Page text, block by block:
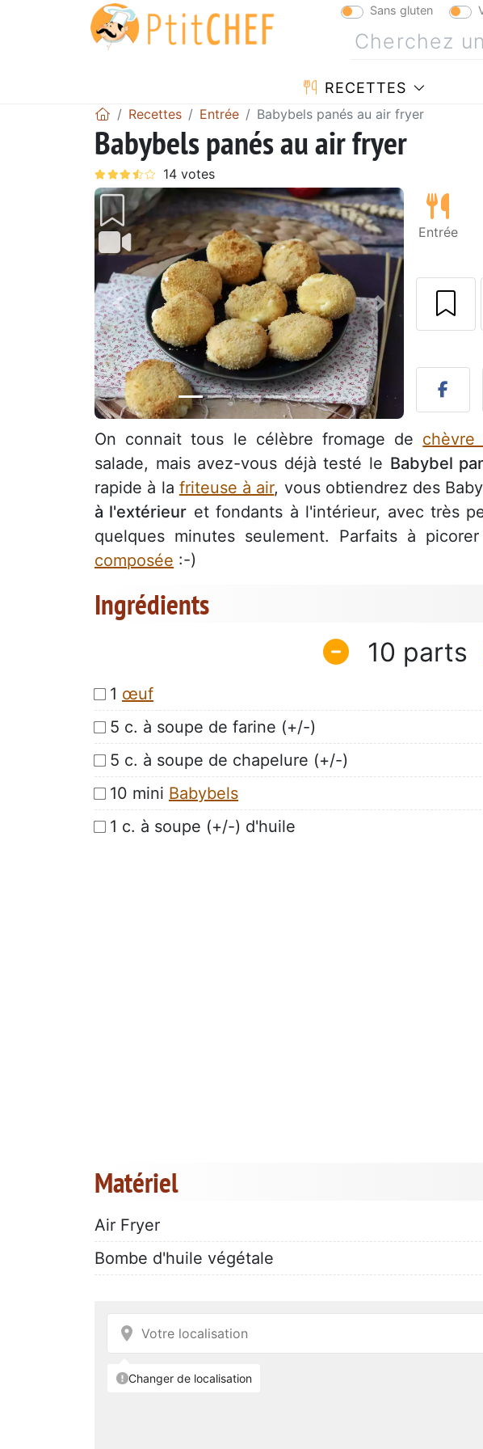
Sans gluten
RECETTES
Recettes Entrée Babybels panés au air fryer
Babybels panés au air fryer
Précédent Suivant
Entrée
On connait tous le célèbre fromage de chèvre
salade, mais avez-vous déjà testé le Babybel
rapide à la friteuse à air, vous obtiendrez des
à l'extérieur et fondants à l'intérieur, avec très
quelques minutes seulement. Parfaits à
composée :-)
Ingrédients
10
1 œuf
5 c. à soupe de farine (+/-)
5 c. à soupe de chapelure (+/-)
10 mini Babybels
1 c. à soupe (+/-) d'huile
Matériel
Air Fryer
Bombe d'huile végétale